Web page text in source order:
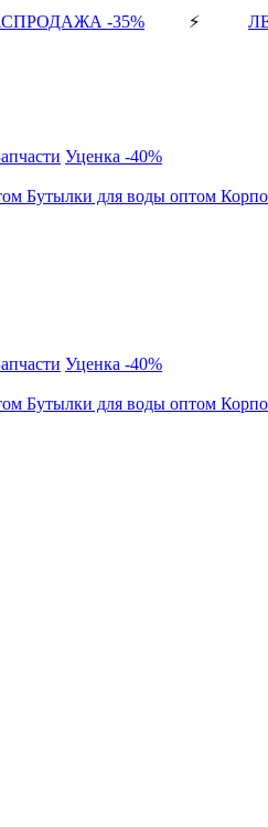
-35% ⚡
Уценка -40%
Бутылки для воды оптом
Уценка -40%
Бутылки для воды оптом